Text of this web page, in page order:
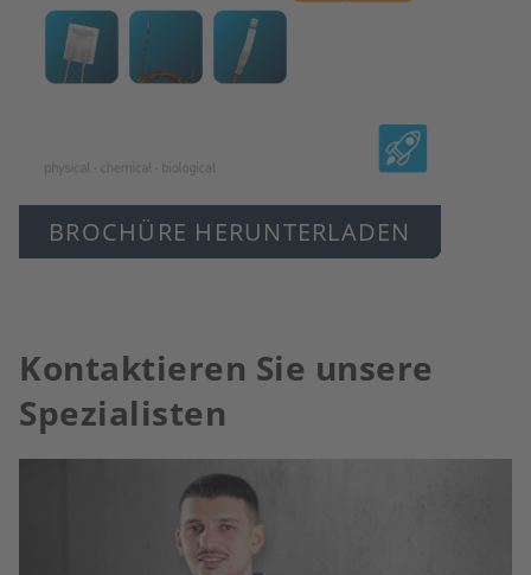
BROCHÜRE HERUNTERLADEN
Kontaktieren Sie unsere
Spezialisten